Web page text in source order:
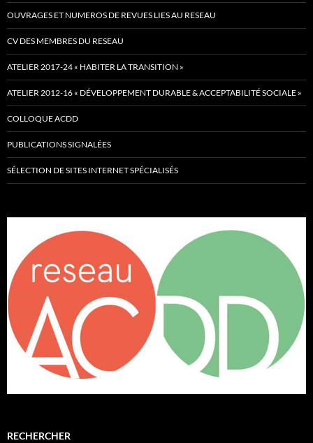
OUVRAGES ET NUMEROS DE REVUES LIES AU RESEAU
CV DES MEMBRES DU RESEAU
ATELIER 2017-24 « HABITER LA TRANSITION »
ATELIER 2012-16 « DÉVELOPPEMENT DURABLE & ACCEPTABILITÉ SOCIALE »
COLLOQUE ACDD
PUBLICATIONS SIGNALÉES
SÉLECTION DE SITES INTERNET SPÉCIALISÉS
RECHERCHER